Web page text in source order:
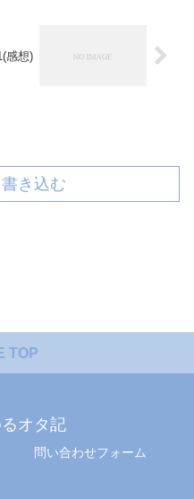
感想)
き込む
TOP
オタ記
問い合わせフォーム